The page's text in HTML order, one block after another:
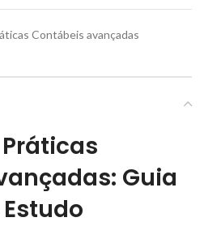
Contábeis avançadas
Guia